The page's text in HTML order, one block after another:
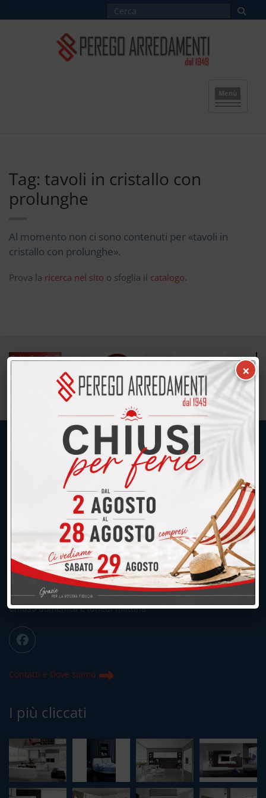
Menù
Tag: tavoli in cristallo con
prolunghe
Al momento non ci sono contenuti per «tavoli in
cristallo con prolunghe».
Prova la ricerca nel sito o sfoglia il catalogo.
UNICA SEDE: CALCO (Lecco)
039.677.2778
039.677.2778
info@peregoarredamenti.it
ORARI: 09.00/12.00 - 15.00/19.15
Chiuso domenica e lunedì mattina
Contatti e Dove siamo
I più cliccati
×